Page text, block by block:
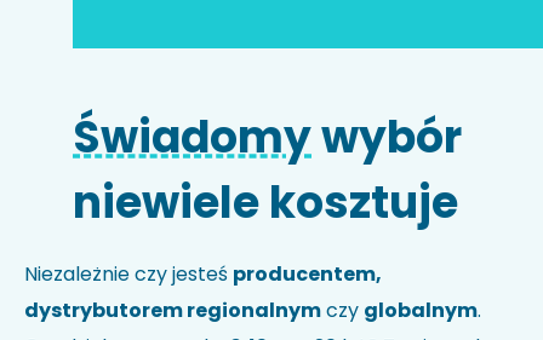
Kod HS
wyszukiwarce kodów.
Uwagi
Świadomywybór
niewiele kosztuje
Niezależnie czy jesteś producentem,
dystrybutorem regionalnymczy globalnym.